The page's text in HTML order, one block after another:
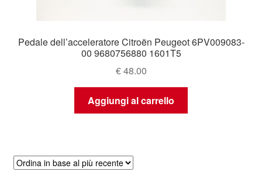
Pedale dell’acceleratore Citroën Peugeot 6PV009083-
00 9680756880 1601T5
€48.00
Aggiungi al carrello